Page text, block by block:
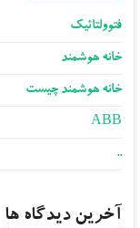
فتوولتائیک
خانه هوشمند
خانه هوشمند چیست
ABB
..
آخرین دیدگاه ها